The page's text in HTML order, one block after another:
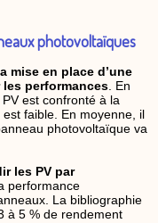
photovoltaïques
mise en place d’une
performances . En
est confronté à la
faible. En moyenne, il
photovoltaïque va
les PV par
performance
La bibliographie
à 5 % de rendement